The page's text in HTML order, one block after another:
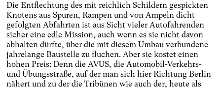
Die Entflechtung des mit reichlich Schildern gespickten
Knotens aus Spuren, Rampen und von Ampeln dicht
gefolgten Abfahrten ist aus Sicht vieler Autofahrenden
sicher eine edle Mission, auch wenn es sie nicht davon
abhalten dürfte, über die mit diesem Umbau verbundene
jahrelange Baustelle zu fluchen. Aber sie kostet einen
hohen Preis: Denn die AVUS, die Automobil-Verkehrs-
und Übungsstraße, auf der man sich hier Richtung Berlin
nähert und zu der die Tribünen wie auch der, heute als